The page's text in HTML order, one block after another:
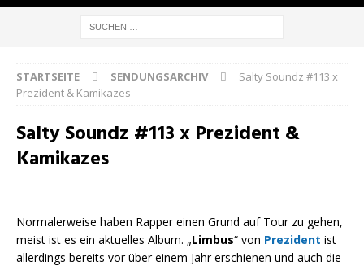
STARTSEITE SENDUNGSARCHIV
Salty Soundz #113 x
Prezident & Kamikazes
Salty Soundz #113 x Prezident &
Kamikazes
Normalerweise haben Rapper einen Grund auf Tour zu gehen,
meist ist es ein aktuelles Album. „Limbus“ von Prezident ist
allerdings bereits vor über einem Jahr erschienen und auch die